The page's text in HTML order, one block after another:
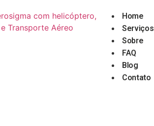
Home
Serviços
Sobre
FAQ
Blog
Contato